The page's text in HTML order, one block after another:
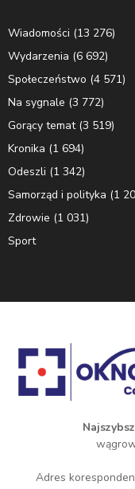
Wiadomości (13 276)
Wydarzenia (6 692)
Społeczeństwo (4 571)
Na sygnale (3 772)
Gorący temat(3 519)
Kronika (1 694)
Odeszli (1 342)
Samorząd i polityka (1
Zdrowie (1 031)
Sport
Adres